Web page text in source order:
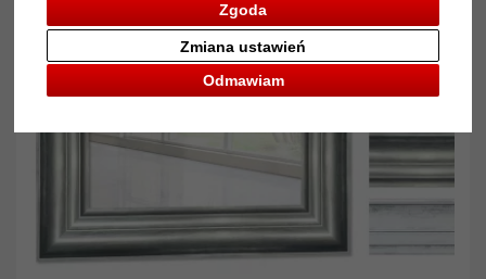
Zgoda
Odmawiam
Zmiana ustawień
Powrót